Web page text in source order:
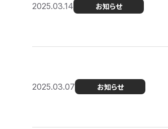
2025.03.14 お知らせ
2025.03.07 お知らせ